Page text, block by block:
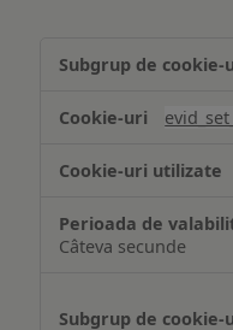
Câteva secunde